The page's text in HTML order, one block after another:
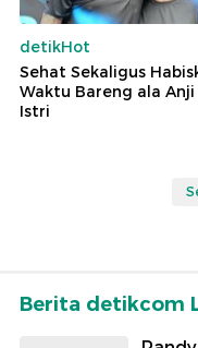
detikHot
Sehat Sekaligus
Waktu Bareng ala Anji
Istri
Berita detikcom